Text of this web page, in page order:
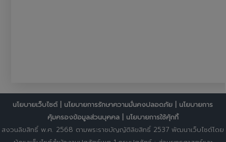
นโยบายเว็บไซต์| นโยบายการรักษาความมั่นคงปลอดภัย
นโยบายการ
คุ้มครองข้อมูลส่วนบุคคล| นโยบายการใช้คุ้กกี้
สงวนลิขสิทธิ์ พ.ศ. 2568 ตามพระราชบัญญัติลิขสิทธิ์ 2537 พัฒนาเว็บไซต์โดย